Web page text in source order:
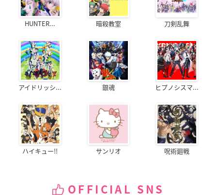
HUNTER... 暗殺教室 刀剣乱舞
アイドリッシ... 銀魂 ヒプノシスマ...
ハイキュー!! サンリオ 呪術廻戦
OFFICIAL SNS